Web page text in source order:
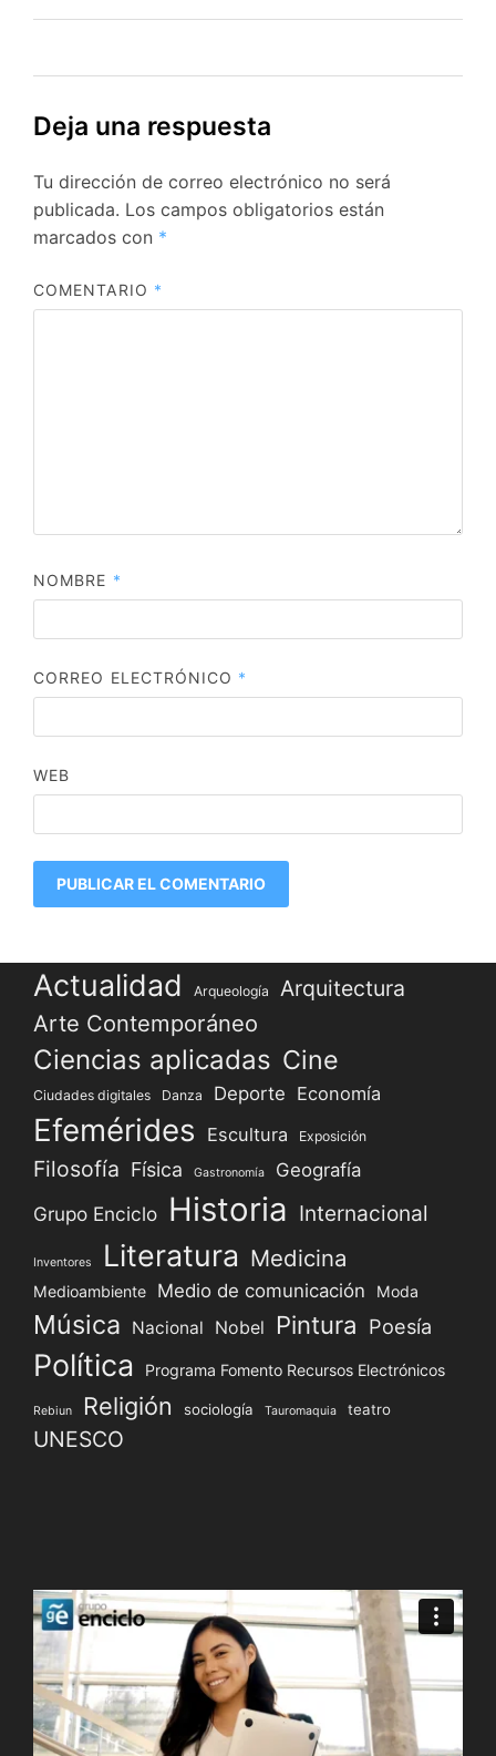
Deja una respuesta
Tu dirección de correo electrónico no será
publicada. Los campos obligatorios están
marcados con *
COMENTARIO *
NOMBRE *
CORREO ELECTRÓNICO *
WEB
Actualidad Arqueología Arquitectura
Arte Contemporáneo
Ciencias aplicadas Cine
Ciudades digitales Danza Deporte Economía
Efemérides Escultura Exposición
Filosofía Física Gastronomía Geografía
Grupo Enciclo Historia Internacional
Inventores Literatura Medicina
Medioambiente Medio de comunicación Moda
Música Nacional Nobel Pintura Poesía
Política Programa Fomento Recursos Electrónicos
Rebiun Religión sociología Tauromaquia teatro
UNESCO